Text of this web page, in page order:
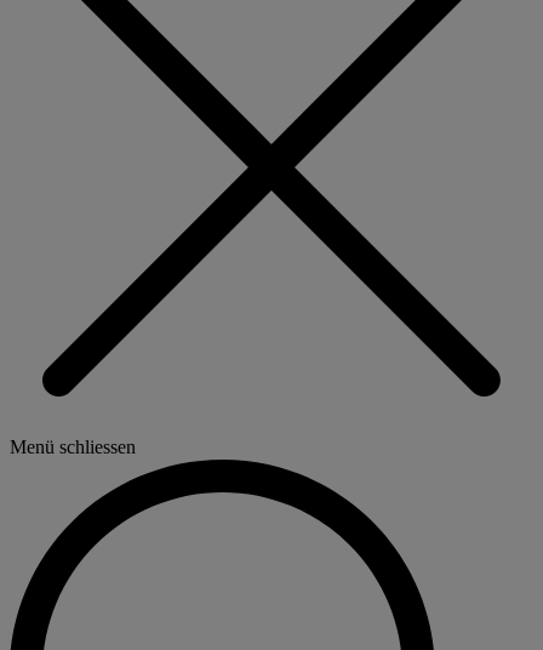
Menü schliessen